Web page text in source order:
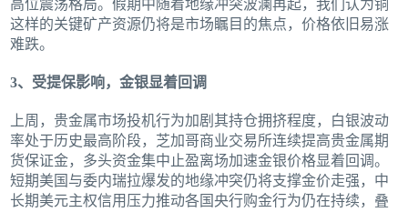
高位震荡格局。假期中随着地缘冲突波澜再起，我们认为铜
这样的关键矿产资源仍将是市场瞩目的焦点，价格依旧易涨
难跌。
3、受提保影响，金银显着回调
上周，贵金属市场投机行为加剧其持仓拥挤程度，白银波动
率处于历史最高阶段，芝加哥商业交易所连续提高贵金属期
货保证金，多头资金集中止盈离场加速金银价格显着回调。
短期美国与委内瑞拉爆发的地缘冲突仍将支撑金价走强，中
长期美元主权信用压力推动各国央行购金行为仍在持续，叠